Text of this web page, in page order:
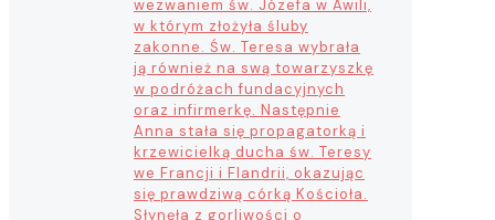
wezwaniem św. Józefa w Awili,
w którym złożyła śluby
zakonne. Św. Teresa wybrała
ją również na swą towarzyszkę
w podróżach fundacyjnych
oraz infirmerkę. Następnie
Anna stała się propagatorką i
krzewicielką ducha św. Teresy
we Francji i Flandrii, okazując
się prawdziwą córką Kościoła.
Słynęła z gorliwości o